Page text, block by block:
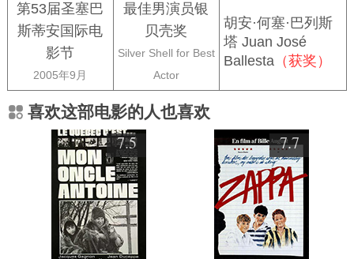
第53届圣塞巴
斯蒂安国际电
影节
2005年9月
最佳男演员银
贝壳奖
Silver Shell for Best
Actor
胡安·何塞·巴列斯
塔 Juan José
Ballesta（获奖）
喜欢这部电影的人也喜欢
7.5 7.7